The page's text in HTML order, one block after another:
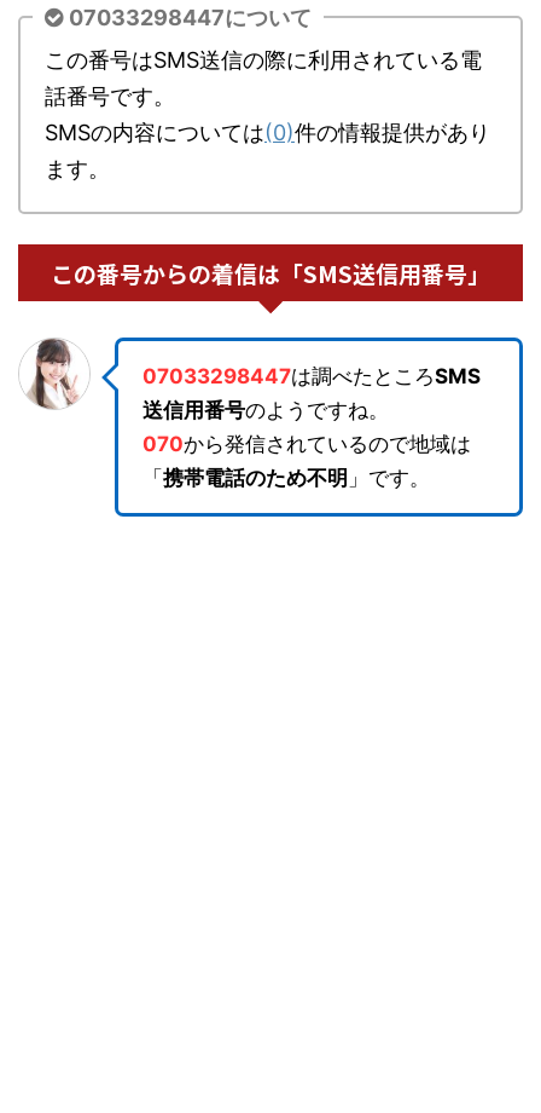
07033298447について
この番号はSMS送信の際に利用されている電
話番号です。
SMSの内容については(0)件の情報提供があり
ます。
この番号からの着信は「SMS送信用番号」
07033298447は調べたところSMS
送信用番号のようですね。
070から発信されているので地域は
「 携帯電話のため不明 」です。